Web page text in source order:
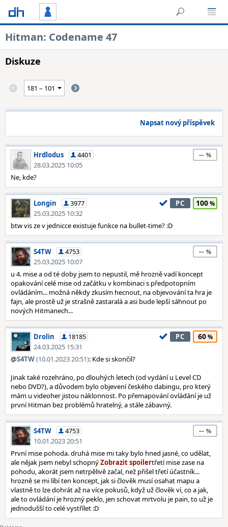
Hitman: Codename 47
Diskuze
Napsat nový příspěvek
Hrdlodus
4401
28.03.2025 10:05
--
Ne, kde?
Longin
3977
25.03.2025 10:32
PC 100
btw vis ze v jednicce existuje funkce na bullet-time? :D
S4TW
4753
25.03.2025 10:07
--
u 4. mise a od té doby jsem to nepustil, mě hrozně vadí koncept
opakování celé mise od začátku v kombinaci s předpotopním
ovládáním... možná někdy zkusím hecnout, na objevování ta hra je
fajn, ale prostě už je strašně zastaralá a asi bude lepší sáhnout po
nových Hitmanech...
Drolin
18185
24.03.2025 15:31
PC 60
@S4TW(10.01.2023 20:51): Kde si skončil?
Jinak také rozehráno, po dlouhých letech (od vydání u Level CD
nebo DVD?), a důvodem bylo objevení českého dabingu, pro který
mám u videoher jistou náklonnost. Po přemapování ovládání je už
první Hitman bez problémů hratelný, a stále zábavný.
S4TW
4753
10.01.2023 20:51
--
První mise pohoda. druhá mise mi taky bylo hned jasné, co udělat,
ale nějak jsem nebyl schopný
třetí mise zase na
pohodu, akorát jsem netrpělivě začal, než přišel třetí účastník...
hrozně se mi líbí ten koncept, jak si člověk musí osahat mapu a
vlastně to lze dohrát až na více pokusů, když už člověk ví, co a jak,
ale to ovládání je hrozný peklo, jen schovat mrtvolu je pain, to už je
jednodušší to celé vystřílet :D